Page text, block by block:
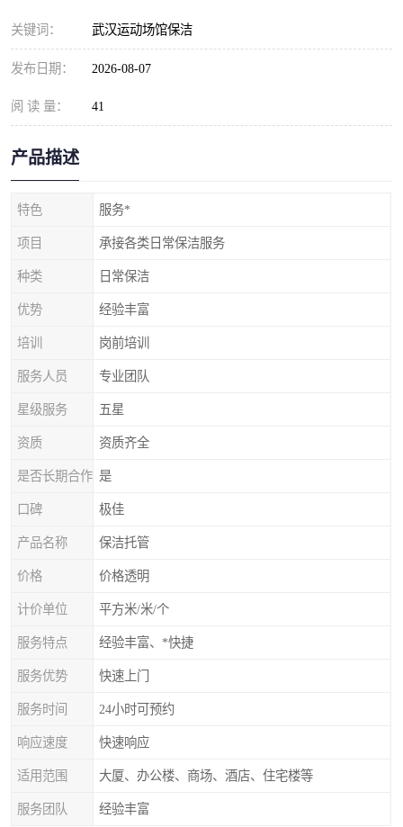
关键词： 武汉运动场馆保洁
发布日期： 2026-08-07
阅 读 量： 41
产品描述
特色 服务*
项目 承接各类日常保洁服务
种类 日常保洁
优势 经验丰富
培训 岗前培训
服务人员 专业团队
星级服务 五星
资质 资质齐全
是否长期合作 是
口碑 极佳
产品名称 保洁托管
价格 价格透明
计价单位 平方米/米/个
服务特点 经验丰富、*快捷
服务优势 快速上门
服务时间 24小时可预约
响应速度 快速响应
适用范围 大厦、办公楼、商场、酒店、住宅楼等
服务团队 经验丰富